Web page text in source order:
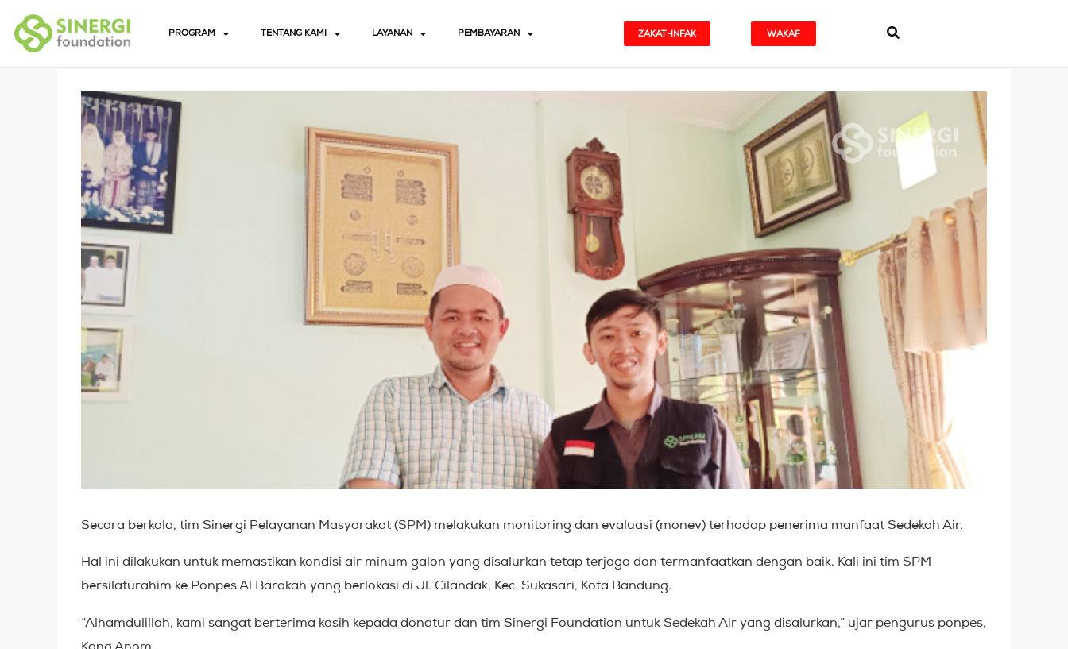
PROGRAM TENTANG KAMI LAYANAN PEMBAYARAN ZAKAT-INFAK WAKAF
Secara berkala, tim Sinergi Pelayanan Masyarakat (SPM) melakukan monitoring dan evaluasi (monev) terhadap penerima manfaat Sedekah Air.
Hal ini dilakukan untuk memastikan kondisi air minum galon yang disalurkan tetap terjaga dan termanfaatkan dengan baik. Kali ini tim SPM
bersilaturahim ke Ponpes Al Barokah yang berlokasi di Jl. Cilandak, Kec. Sukasari, Kota Bandung.
“Alhamdulillah, kami sangat berterima kasih kepada donatur dan tim Sinergi Foundation untuk Sedekah Air yang disalurkan,” ujar pengurus ponpes,
Kang Anom.